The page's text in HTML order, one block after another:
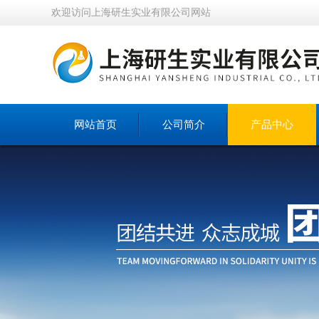
欢迎访问上海研生实业有限公司网站
网站首页 公司简介 产品中心